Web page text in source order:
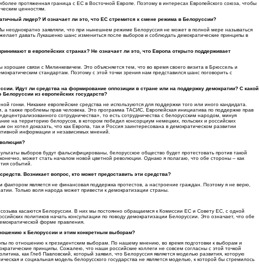
протяженная граница с ЕС в Восточной Европе. Поэтому в интересах Европейского союза, чтобы
ценностям.
лидер? И означает ли это, что ЕС стремится к смене режима в Белоруссии?
заявляли, что при нынешнем режиме Белоруссия не может в полной мере называться
давать Лукашенко шанс измениться после выборов и соблюдать демократические принципы в
в европейских странах? Не означает ли это, что Европа открыто поддерживает
связи с Милинкевичем. Это объясняется тем, что во время своего визита в Брюссель и
стандартам. Поэтому с этой точки зрения нам представился шанс поговорить с
Идут ли средства на формирование оппозиции в стране или на поддержку демократии? С какой
из европейских государств?
Никакие европейские средства не используются для поддержки того или иного кандидата.
а также проблемы прав человека. Это программа ТАСИС, Европейская инициатива по поддержке прав
сотрудничества», то есть сотрудничества с белорусским народом, минуя
на территорию белорусов, в котором победил консорциум немецких, польских и российских
хотел доказать, что как Европа, так и Россия заинтересована в демократическом развитии
информации и независимых мнений.
выборов будут фальсифицированы, белорусское общество будет протестовать против такой
может стать началом новой цветной революции. Однако я полагаю, что обе стороны – как
событий.
Возникает вопрос, кто может предоставить эти средства?
является не финансовая поддержка протестов, а настроение граждан. Поэтому я не верю,
Только воля народа может привести к демократизации страны.
касаются Белоруссии. В них мы постоянно обращаемся к Комиссии ЕС и Совету ЕС, с одной
политиков начать консультации по поводу демократизации Белоруссии. Это означает, что обе
форме правления.
к Белоруссии и этим конкретным выборам?
по отношению к президентским выборам. По нашему мнению, во время подготовки к выборам и
принципы. Сожалею, что наши российские коллеги не совсем согласны с этой точкой
как Глеб Павловский, который заявил, что Белоруссия является моделью развития, которую
и социальная модель белорусского государства не является моделью, к которой бы стремилось